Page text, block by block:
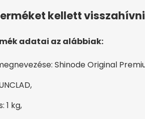
kellett
adatai az alábbiak:
Shinode Original
1 kg,